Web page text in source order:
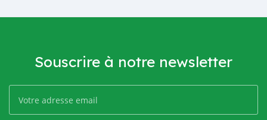
Souscrire à notre newsletter